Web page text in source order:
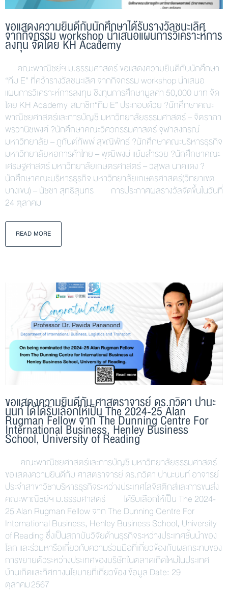
ขอแสดงความยินดีกับนักศึกษาได้รับรางวัลชนะเลิศ
จากกิจกรรม workshop นำเสนอแผนการวิเคราะห์การ
ลงทุน จัดโดย KH Academy
คณะพาณิชย์ฯ ม.ธรรมศาสตร์ ขอแสดงความยินดีกับนักศึกษา
“ทีม E” ที่คว้ารางวัลชนะเลิศ จากกิจกรรม workshop นำเสนอ
แผนการวิเคราะห์การลงทุน ชิงทุนการศึกษามูลค่า 50,000 บาท จัด
โดย KH Academy สมาชิก“ทีม E” ประกอบด้วย ?นักศึกษาคณะ
พาณิชยศาสตร์และการบัญชี มหาวิทยาลัยธรรมศาสตร์ – จิตราภา
พรวานิชพงศ์ ?นักศึกษาคณะวิศวกรรมศาสตร์ จุฬาลงกรณ์
มหาวิทยาลัย – ภูกันต์ทัพพ์ สุขณิพัทธ์ ?นักศึกษาคณะบริหารธุรกิจ
มหาวิทยาลัยหอการค้าไทย – พุฒิพงษ์ แย้มสำรวย ?นักศึกษาคณะ
เศรษฐศาสตร์ มหาวิทยาลัยเกษตรศาสตร์ – วสุพล นาคแดง ?
นักศึกษาคณะบริหารธุรกิจ มหาวิทยาลัยเกษตรศาสตร์(วิทยาเขต
บางเขน) – นัชชา สุทธิสุนทร การประกาศผลรางวัลจัดขึ้นในวันที่
24 ตุลาคม
READ MORE
ขอแสดงความยินดีกับ ศาสตราจารย์ ดร.ภวิดา ปานะ
นนท์ ได้ได้รับเลือกให้เป็น The 2024-25 Alan
Rugman Fellow จาก The Dunning Centre For
International Business, Henley Business
School, University of Reading
คณะพาณิชยศาสตร์และการบัญชี มหาวิทยาลัยธรรมศาสตร์
ขอแสดงความยินดีกับ ศาสตราจารย์ ดร.ภวิดา ปานะนนท์ อาจารย์
ประจำสาขาวิชาบริหารธุรกิจระหว่างประเทศโลจิสติกส์และการขนส่ง
คณะพาณิชย์ฯ ม.ธรรมศาสตร์ ได้รับเลือกให้เป็น The 2024-
25 Alan Rugman Fellow จาก The Dunning Centre For
International Business, Henley Business School, University
of Reading ซึ่งเป็นสถาบันวิจัยด้านธุรกิจระหว่างประเทศชั้นนำของ
โลก และร่วมหารือเกี่ยวกับความร่วมมือที่เกี่ยวข้องกับผลกระทบของ
การขยายตัวระหว่างประเทศของบริษัทในตลาดเกิดใหม่ในประเทศ
บ้านเกิดและทิศทางนโยบายที่เกี่ยวข้อง ข้อมูล Date: 29
ตุลาคม 2567